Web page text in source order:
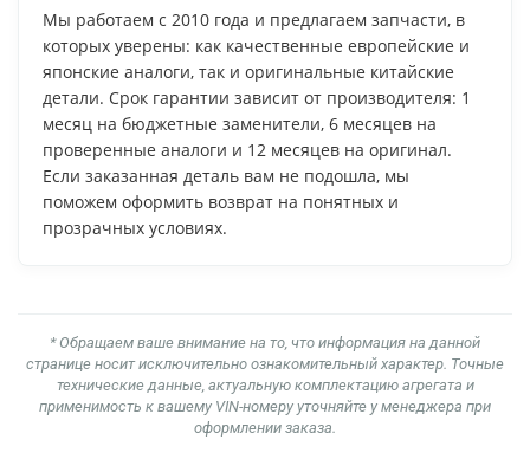
Мы работаем с 2010 года и предлагаем запчасти, в
которых уверены: как качественные европейские и
японские аналоги, так и оригинальные китайские
детали. Срок гарантии зависит от производителя: 1
месяц на бюджетные заменители, 6 месяцев на
проверенные аналоги и 12 месяцев на оригинал.
Если заказанная деталь вам не подошла, мы
поможем оформить возврат на понятных и
прозрачных условиях.
* Обращаем ваше внимание на то, что информация на данной
странице носит исключительно ознакомительный характер. Точные
технические данные, актуальную комплектацию агрегата и
применимость к вашему VIN-номеру уточняйте у менеджера при
оформлении заказа.